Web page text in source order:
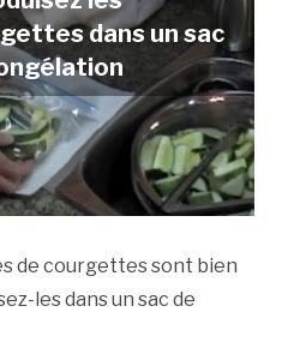
dans un sac
de courgettes sont bien
les dans un sac de